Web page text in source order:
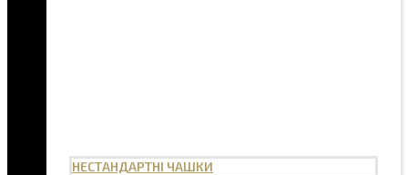
НЕСТАНДАРТНІ ЧАШКИ